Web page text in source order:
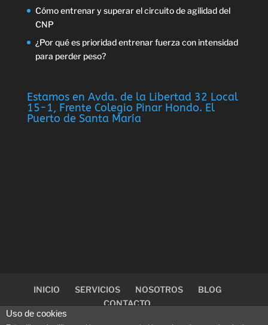
Cómo entrenar y superar el circuito de agilidad del
CNP
¿Por qué es prioridad entrenar fuerza con intensidad
para perder peso?
Estamos en Avda. de la Libertad 32 Local
15-1, Frente Colegio Pinar Hondo. El
Puerto de Santa María
INICIO SERVICIOS NOSOTROS
BLOG
CONTACTO
Uso de cookies